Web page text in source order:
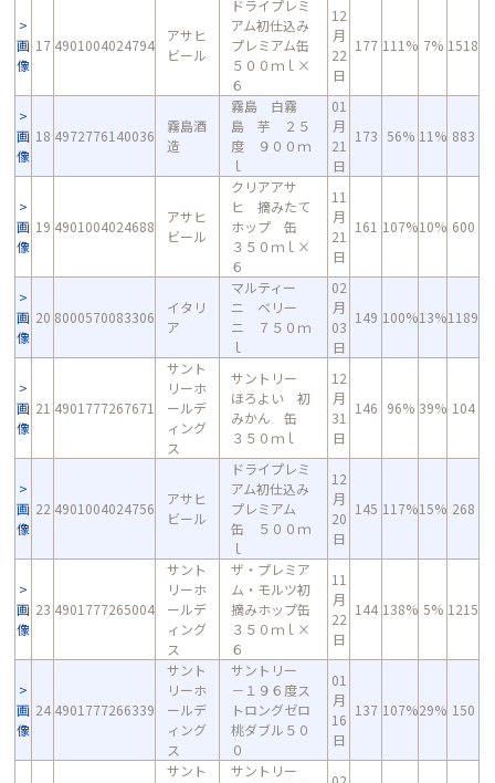
画
像
17 4901004024794
アサヒ
ビール
ドライプレミ
アム初仕込み
プレミアム缶
５００ｍｌ×
６
12
月
22
日
177 111% 7% 1518
画
像
18 4972776140036
霧島酒
造
霧島 白霧
島 芋 ２５
度 ９００ｍ
ｌ
01
月
21
日
173 56% 11% 883
画
像
19 4901004024688
アサヒ
ビール
クリアアサ
ヒ 摘みたて
ホップ 缶
３５０ｍｌ×
６
11
月
21
日
161 107%10% 600
画
像
20 8000570083306
イタリ
ア
マルティー
ニ ベリー
ニ ７５０ｍ
ｌ
02
月
03
日
149 100%13%1189
画
像
21 4901777267671
サント
リーホ
ールデ
ィング
ス
サントリー
ほろよい 初
みかん 缶
３５０ｍｌ
12
月
31
日
146 96% 39% 104
画
像
22 4901004024756
アサヒ
ビール
ドライプレミ
アム初仕込み
プレミアム
缶 ５００ｍ
ｌ
12
月
20
日
145 117%15% 268
画
像
23 4901777265004
サント
リーホ
ールデ
ィング
ス
ザ・プレミア
ム・モルツ初
摘みホップ缶
３５０ｍｌ×
６
11
月
22
日
144 138% 5% 1215
画
像
24 4901777266339
サント
リーホ
ールデ
ィング
ス
サントリー
－１９６度ス
トロングゼロ
桃ダブル５０
０
01
月
16
日
137 107%29% 150
サント
サントリー